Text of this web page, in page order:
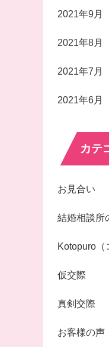
2021年9月
2021年8月
2021年7月
2021年6月
カテ
お見合い
結婚相談所
Kotopuro（
仮交際
真剣交際
お客様の声